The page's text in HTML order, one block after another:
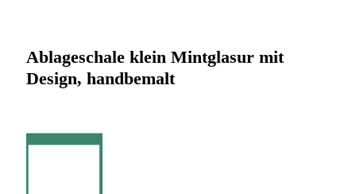
Ablageschale klein Mintglasur mit
Design, handbemalt